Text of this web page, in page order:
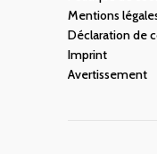
Mentions
Déclaration de
Imprint
Avertissement